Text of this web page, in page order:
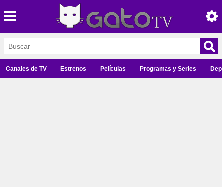
Canales de TV Estrenos Películas Programas y Series